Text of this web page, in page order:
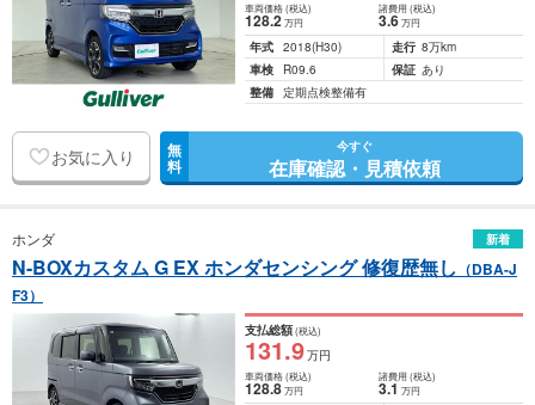
車両価格(税込)
128.2万円
諸費用 (税込)
3.6 万円
年式 2018(H30) 走行 8万km
車検
R09.6 保証 あり
整備 定期点検整備有
お気に入り 無
料
今すぐ
在庫確認・見積依頼
ホンダ 新着
N-BOXカスタム G EX ホンダセンシング 修復歴無し （DBA-J
F3）
支払総額(税込)
131.9万円
車両価格(税込)
128.8万円
諸費用 (税込)
3.1 万円